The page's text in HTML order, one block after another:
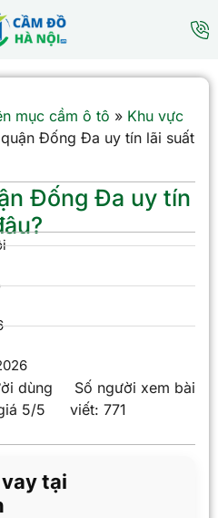
mục cầm ô tô » Khu vực
Đống Đa uy tín lãi suất
Đống Đa uy tín
dùng
5/5
Số người xem bài
viết: 771
tại